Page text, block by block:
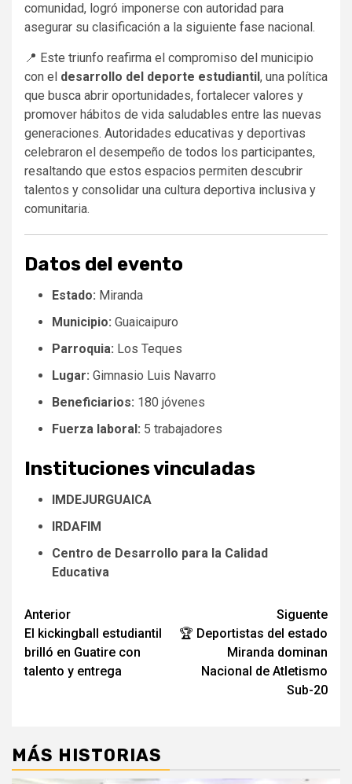
comunidad, logró imponerse con autoridad para
asegurar su clasificación a la siguiente fase nacional.
📍​ Este triunfo reafirma el compromiso del municipio
con el desarrollo del deporte estudiantil, una política
que busca abrir oportunidades, fortalecer valores y
promover hábitos de vida saludables entre las nuevas
generaciones. Autoridades educativas y deportivas
celebraron el desempeño de todos los participantes,
resaltando que estos espacios permiten descubrir
talentos y consolidar una cultura deportiva inclusiva y
comunitaria.
Datos del evento
Estado: Miranda
Municipio: Guaicaipuro
Parroquia: Los Teques
Lugar: Gimnasio Luis Navarro
Beneficiarios: 180 jóvenes
Fuerza laboral: 5 trabajadores
Instituciones vinculadas
IMDEJURGUAICA
IRDAFIM
Centro de Desarrollo para la Calidad
Educativa
Navegación
de
entradas
Anterior
El kickingball estudiantil
brilló en Guatire con
talento y entrega
Siguente
🏆​ Deportistas del estado
Miranda dominan
Nacional de Atletismo
Sub-20
MÁS HISTORIAS